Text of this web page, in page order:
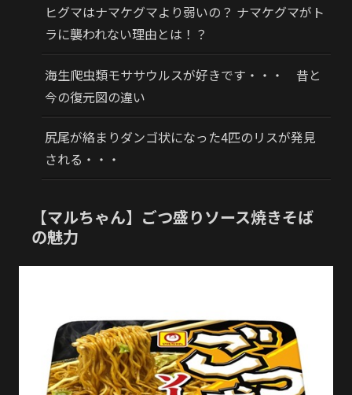
ヒグマはナマケグマより弱いの？ ナマケグマがト
ラに襲われない理由とは！？
海生爬虫類モササウルスが好きです・・・ 昔と
今の復元図の違い
尻尾が絡まりダンゴ状になった4匹のリスが発見
される・・・
【マルちゃん】ごつ盛りソース焼きそば
の魅力